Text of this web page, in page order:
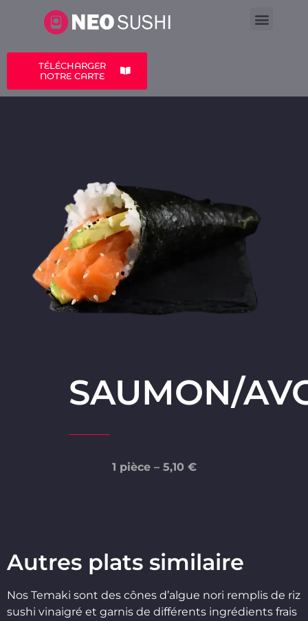
TÉLÉCHARGER
NOTRE CARTE
SAUMON/
1 pièce – 5,10 €
Autres plats similaire
Nos Temaki sont des cônes d’algue nori remplis de riz
sushi vinaigré et garnis de différents ingrédients frais